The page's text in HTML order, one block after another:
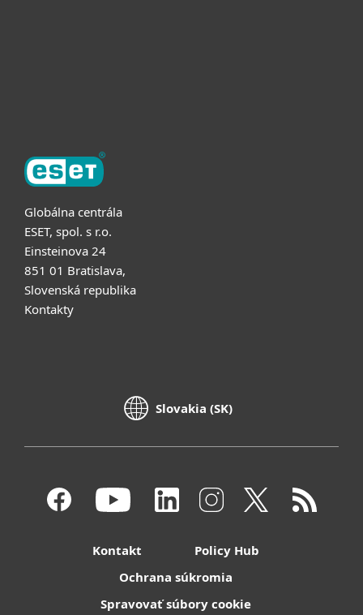
Globálna centrála
ESET, spol. s r.o.
Einsteinova 24
851 01 Bratislava,
Slovenská republika
Kontakty
Slovakia (SK)
Kontakt
Policy Hub
Ochrana súkromia
Spravovať súbory cookie